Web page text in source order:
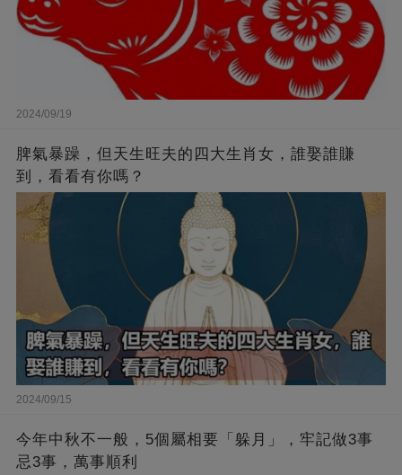
2024/09/19
脾氣暴躁，但天生旺夫的四大生肖女，誰娶誰賺
到，看看有你嗎？
2024/09/15
今年中秋不一般，5個屬相要「躲月」，牢記做3事
忌3事，萬事順利